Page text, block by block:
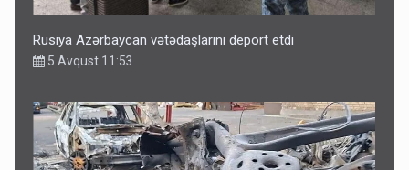
Rusiya Azərbaycan vətədaşlarını deport etdi
5 Avqust 11:53